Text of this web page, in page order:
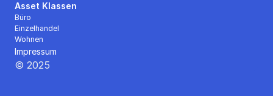
Asset Klassen
Büro
Einzelhandel
Wohnen
Impressum
© 2025